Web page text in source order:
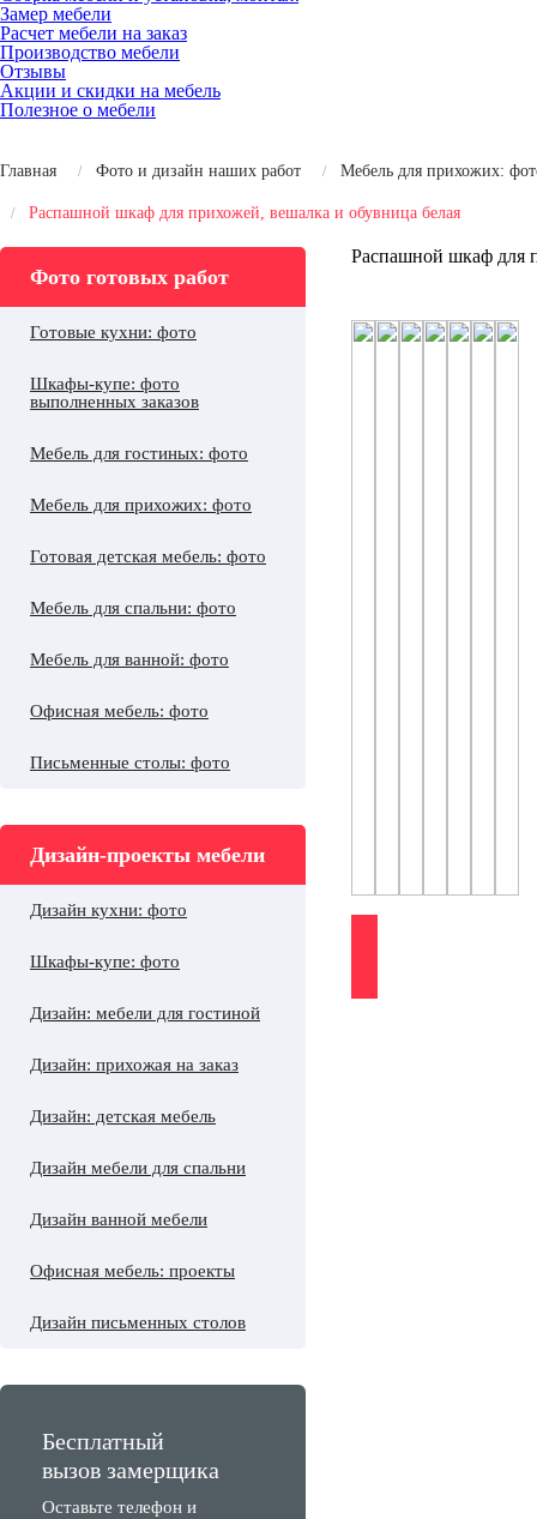
Замер мебели
Расчет мебели на заказ
Производство мебели
Отзывы
Акции и скидки на мебель
Полезное о мебели
Главная Фото и дизайн наших работ Мебель для прихожих:
Распашной шкаф для прихожей, вешалка и обувница белая
Фото готовых работ
Готовые кухни: фото
Шкафы-купе: фото
выполненных заказов
Мебель для гостиных: фото
Мебель для прихожих: фото
Готовая детская мебель: фото
Мебель для спальни: фото
Мебель для ванной: фото
Офисная мебель: фото
Письменные столы: фото
Дизайн-проекты мебели
Дизайн кухни: фото
Шкафы-купе: фото
Дизайн: мебели для гостиной
Дизайн: прихожая на заказ
Дизайн: детская мебель
Дизайн мебели для спальни
Дизайн ванной мебели
Офисная мебель: проекты
Дизайн письменных столов
Бесплатный
вызов замерщика
Оставьте телефон и
Распашной шкаф для